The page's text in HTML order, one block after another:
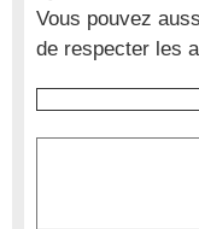
Vous pouvez
de respecter les